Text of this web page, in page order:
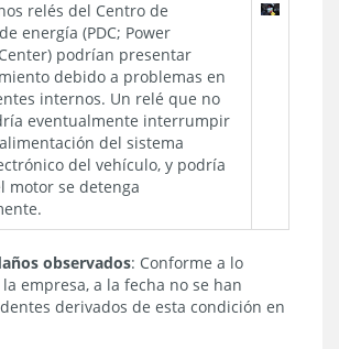
relés del Centro de
energía (PDC; Power
podrían presentar
debido a problemas en
internos. Un relé que no
eventualmente interrumpir
del sistema
del vehículo, y podría
motor se detenga
observados: Conforme a lo
empresa, a la fecha no se han
derivados de esta condición en